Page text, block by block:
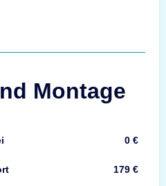
Montage
0 €
179 €